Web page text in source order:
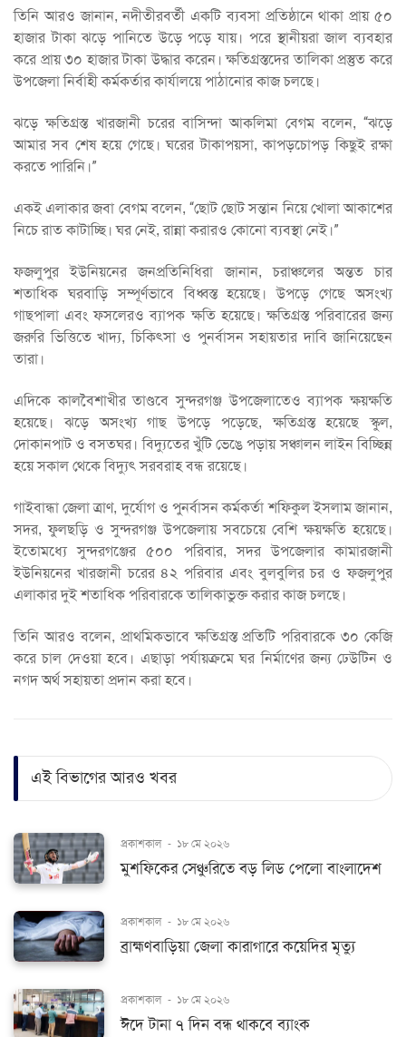
তিনি আরও জানান, নদীতীরবর্তী একটি ব্যবসা প্রতিষ্ঠানে থাকা প্রায় ৫০
হাজার টাকা ঝড়ে পানিতে উড়ে পড়ে যায়। পরে স্থানীয়রা জাল ব্যবহার
করে প্রায় ৩০ হাজার টাকা উদ্ধার করেন। ক্ষতিগ্রস্তদের তালিকা প্রস্তুত করে
উপজেলা নির্বাহী কর্মকর্তার কার্যালয়ে পাঠানোর কাজ চলছে।
ঝড়ে ক্ষতিগ্রস্ত খারজানী চরের বাসিন্দা আকলিমা বেগম বলেন, “ঝড়ে
আমার সব শেষ হয়ে গেছে। ঘরের টাকাপয়সা, কাপড়চোপড় কিছুই রক্ষা
করতে পারিনি।”
একই এলাকার জবা বেগম বলেন, “ছোট ছোট সন্তান নিয়ে খোলা আকাশের
নিচে রাত কাটাচ্ছি। ঘর নেই, রান্না করারও কোনো ব্যবস্থা নেই।”
ফজলুপুর ইউনিয়নের জনপ্রতিনিধিরা জানান, চরাঞ্চলের অন্তত চার
শতাধিক ঘরবাড়ি সম্পূর্ণভাবে বিধ্বস্ত হয়েছে। উপড়ে গেছে অসংখ্য
গাছপালা এবং ফসলেরও ব্যাপক ক্ষতি হয়েছে। ক্ষতিগ্রস্ত পরিবারের জন্য
জরুরি ভিত্তিতে খাদ্য, চিকিৎসা ও পুনর্বাসন সহায়তার দাবি জানিয়েছেন
তারা।
এদিকে কালবৈশাখীর তাণ্ডবে সুন্দরগঞ্জ উপজেলাতেও ব্যাপক ক্ষয়ক্ষতি
হয়েছে। ঝড়ে অসংখ্য গাছ উপড়ে পড়েছে, ক্ষতিগ্রস্ত হয়েছে স্কুল,
দোকানপাট ও বসতঘর। বিদ্যুতের খুঁটি ভেঙে পড়ায় সঞ্চালন লাইন বিচ্ছিন্ন
হয়ে সকাল থেকে বিদ্যুৎ সরবরাহ বন্ধ রয়েছে।
গাইবান্ধা জেলা ত্রাণ, দুর্যোগ ও পুনর্বাসন কর্মকর্তা শফিকুল ইসলাম জানান,
সদর, ফুলছড়ি ও সুন্দরগঞ্জ উপজেলায় সবচেয়ে বেশি ক্ষয়ক্ষতি হয়েছে।
ইতোমধ্যে সুন্দরগঞ্জের ৫০০ পরিবার, সদর উপজেলার কামারজানী
ইউনিয়নের খারজানী চরের ৪২ পরিবার এবং বুলবুলির চর ও ফজলুপুর
এলাকার দুই শতাধিক পরিবারকে তালিকাভুক্ত করার কাজ চলছে।
তিনি আরও বলেন, প্রাথমিকভাবে ক্ষতিগ্রস্ত প্রতিটি পরিবারকে ৩০ কেজি
করে চাল দেওয়া হবে। এছাড়া পর্যায়ক্রমে ঘর নির্মাণের জন্য ঢেউটিন ও
নগদ অর্থ সহায়তা প্রদান করা হবে।
এই বিভাগের আরও খবর
প্রকাশকাল - ১৮ মে ২০২৬
মুশফিকের সেঞ্চুরিতে বড় লিড পেলো বাংলাদেশ
প্রকাশকাল - ১৮ মে ২০২৬
ব্রাহ্মণবাড়িয়া জেলা কারাগারে কয়েদির মৃত্যু
প্রকাশকাল - ১৮ মে ২০২৬
ঈদে টানা ৭ দিন বন্ধ থাকবে ব্যাংক